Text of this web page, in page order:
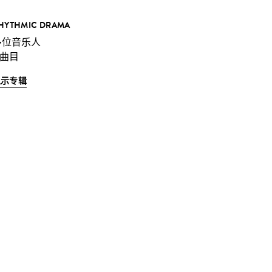
DRAMA
音乐人
目
专辑